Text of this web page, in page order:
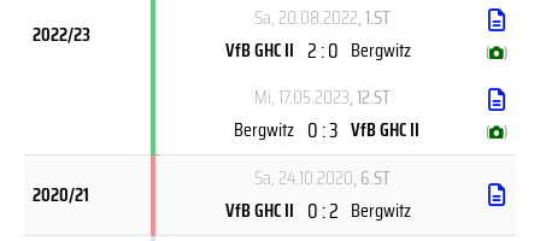
2022/23
Sa, 20.08.2022, 1.ST
VfB GHC II 2 : 0 Bergwitz ( )
Mi, 17.05.2023, 12.ST
Bergwitz 0 : 3 VfB GHC II ( )
2020/21
Sa, 24.10.2020, 6.ST
VfB GHC II 0 : 2 Bergwitz